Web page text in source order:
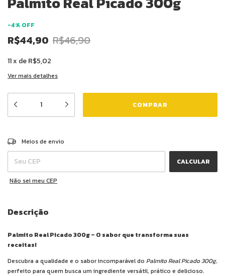
-4% OFF
R$44,90 R$46,90
11x deR$5,02
Ver mais detalhes
Entregas para o CEP:
Meios de envio
CALCULAR
Não sei meu CEP
Descrição
Palmito Real Picado 300g – O sabor que transforma suas
receitas!
Descubra a qualidade e o sabor incomparável do Palmito Real Picado 300g,
perfeito para quem busca um ingrediente versátil, prático e delicioso.